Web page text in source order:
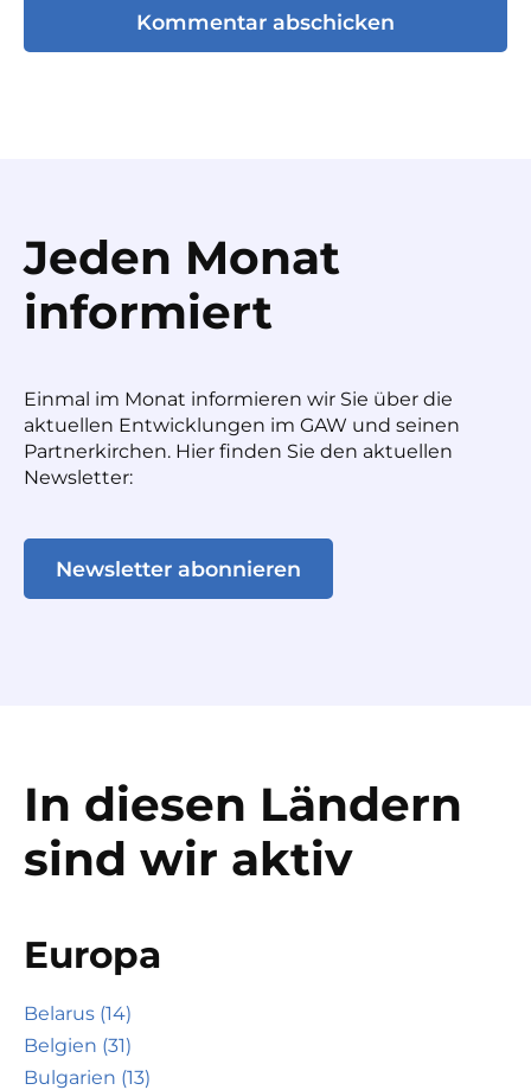
Jeden Monat
informiert
Einmal im Monat informieren wir Sie über die
aktuellen Entwicklungen im GAW und seinen
Partnerkirchen. Hier finden Sie den aktuellen
Newsletter:
Newsletter abonnieren
In diesen Ländern
sind wir aktiv
Europa
Belarus (14)
Belgien (31)
Bulgarien (13)